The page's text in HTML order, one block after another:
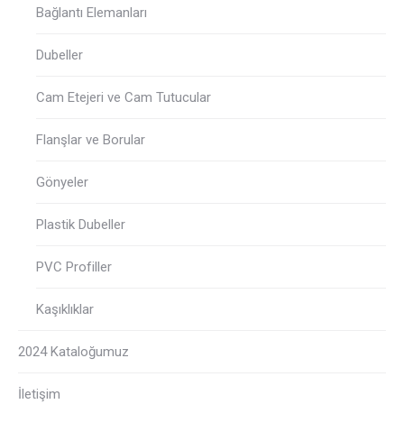
Bağlantı Elemanları
Dubeller
Cam Etejeri ve Cam Tutucular
Flanşlar ve Borular
Gönyeler
Plastik Dubeller
PVC Profiller
Kaşıklıklar
2024 Kataloğumuz
İletişim